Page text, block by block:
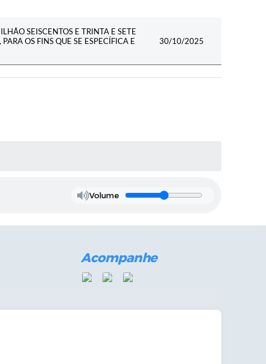
SEISCENTOS E TRINTA E SETE
OS FINS QUE SE ESPECÍFICA E
30/10/2025
Volume
Acompanhe